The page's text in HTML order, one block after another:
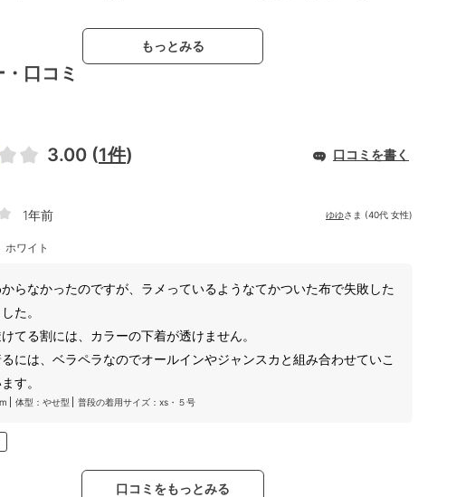
もっとみる
口コミ
3.00 (1件) 口コミを書く
1年前 ゆゆさま (40代 女性)
ホワイト
らなかったのですが、ラメっているようなてかついた布で失敗した
た。
てる割には、カラーの下着が透けません。
には、ベラペラなのでオールインやジャンスカと組み合わせていこ
す。
体型：やせ型 普段の着用サイズ：xs・５号
口コミをもっとみる